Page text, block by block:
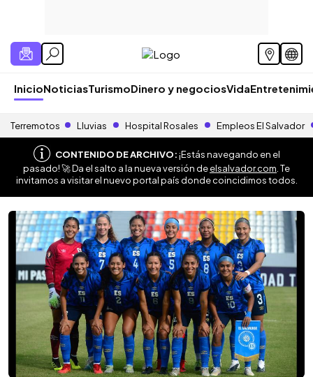
InicioNoticiasTurismoDinero y negociosVida
Terremotos Lluvias Hospital Rosales Empleos El Salvador
CONTENIDO DE ARCHIVO:¡Estás navegando en el
pasado! 🚀 Da el salto a la nueva versión deelsalvador.com . Te
invitamos a visitar el nuevo portal país donde coincidimos todos.